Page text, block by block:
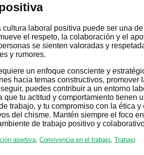
laboral positiva puede ser una
el respeto, la colaboración y el
se sienten valoradas y
y rumores.
un enfoque consciente y
hacia temas constructivos, promover
puedes contribuir a un entorno
tu actitud y comportamiento tienen
trabajo, y tu compromiso con la ética y
del chisme. Mantén siempre el foco
de trabajo positivo y
asertiva, Convivencia en el trabajo, Trabajo